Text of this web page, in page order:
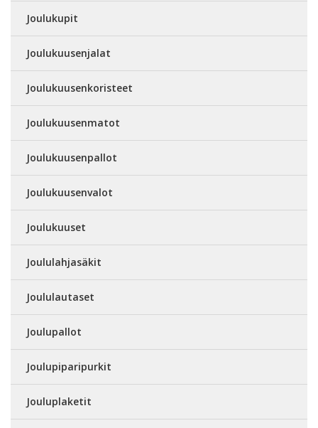
Joulukupit
Joulukuusenjalat
Joulukuusenkoristeet
Joulukuusenmatot
Joulukuusenpallot
Joulukuusenvalot
Joulukuuset
Joululahjasäkit
Joululautaset
Joulupallot
Joulupiparipurkit
Jouluplaketit